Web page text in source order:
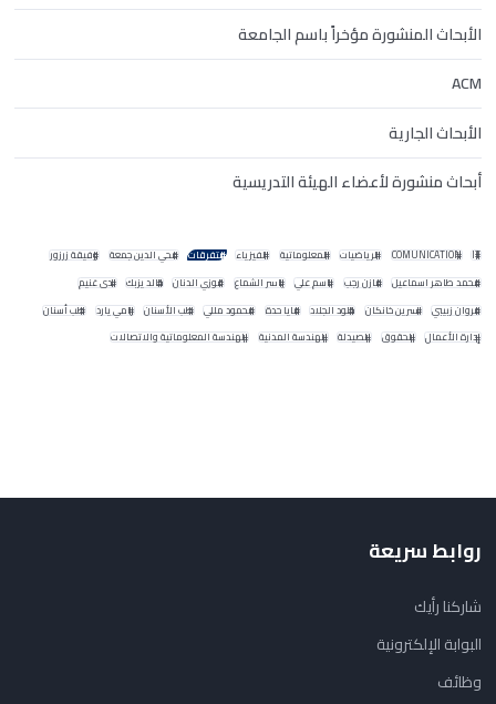
الأبحاث المنشورة مؤخراً باسم الجامعة
ACM
الأبحاث الجارية
أبحاث منشورة لأعضاء الهيئة التدريسية
IT
COMUNICATION الرياضيات المعلوماتية الفيزياء متفرقات محي الدين جمعة وفيقة زرزور
محمد طاهر اسماعيل مازن رجب باسم علي ياسر الشماع فوزي الدنان خالد يزبك ندى غنيم
مروان زبيبي نسرين خانكان خلود الجلاد مايا حدة محمود مللي طب الأسنان رامي يارد طب أسنان
إدارة الأعمال الحقوق الصيدلة الهندسة المدنية الهندسة المعلوماتية والاتصالات
روابط سريعة
شاركنا رأيك
البوابة الإلكترونية
وظائف